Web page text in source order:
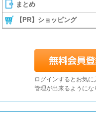
まとめ
【PR】ショッピング
ログインするとお気
管理が出来るようにな